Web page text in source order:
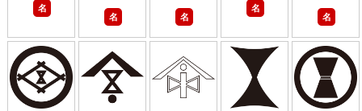
名
名 名
名
名